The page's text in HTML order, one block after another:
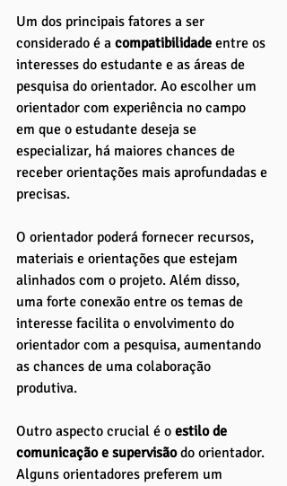
Um dos principais fatores a ser
considerado é a compatibilidade entre os
interesses do estudante e as áreas de
pesquisa do orientador. Ao escolher um
orientador com experiência no campo
em que o estudante deseja se
especializar, há maiores chances de
receber orientações mais aprofundadas e
precisas.
O orientador poderá fornecer recursos,
materiais e orientações que estejam
alinhados com o projeto. Além disso,
uma forte conexão entre os temas de
interesse facilita o envolvimento do
orientador com a pesquisa, aumentando
as chances de uma colaboração
produtiva.
Outro aspecto crucial é o estilo de
comunicação e supervisão do orientador.
Alguns orientadores preferem um